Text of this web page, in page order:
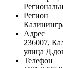
Регион
Адрес
236007,
улица
Телефон